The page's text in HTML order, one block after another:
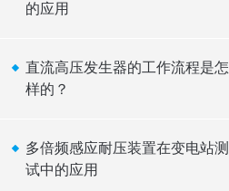
的应用
直流高压发生器的工作流程是怎
样的？
多倍频感应耐压装置在变电站测
试中的应用